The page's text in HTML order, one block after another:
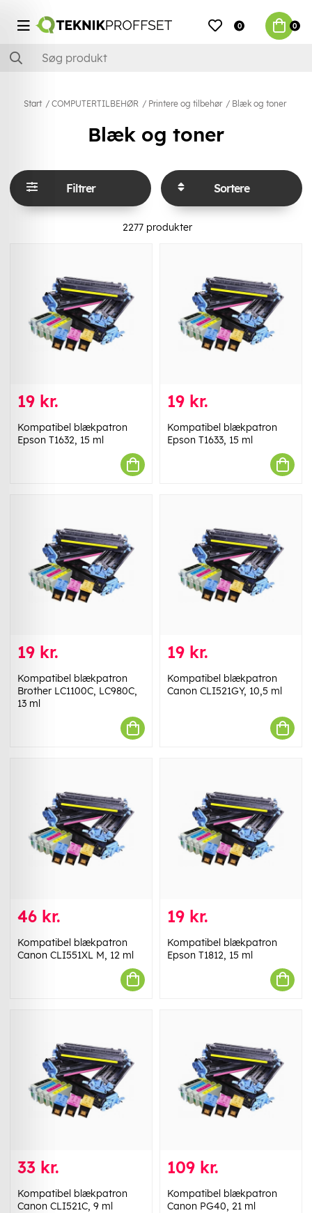
0 0
Start COMPUTERTILBEHØR Printere og tilbehør Blæk og toner
Blæk og toner
Filtrer Sortere
2277 produkter
19 kr.
Kompatibel blækpatron
Epson T1632, 15 ml
19 kr.
Kompatibel blækpatron
Epson T1633, 15 ml
19 kr.
Kompatibel blækpatron
Brother LC1100C, LC980C,
13 ml
19 kr.
Kompatibel blækpatron
Canon CLI521GY, 10,5 ml
46 kr.
Kompatibel blækpatron
Canon CLI551XL M, 12 ml
19 kr.
Kompatibel blækpatron
Epson T1812, 15 ml
33 kr.
Kompatibel blækpatron
Canon CLI521C, 9 ml
109 kr.
Kompatibel blækpatron
Canon PG40, 21 ml